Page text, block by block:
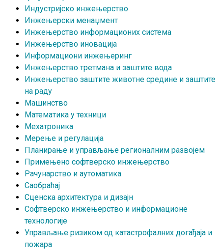
Индустријско инжењерство
Инжењерски менаџмент
Инжењерство информационих система
Инжењерство иновација
Информациони инжењеринг
Инжењерство третмана и заштите вода
Инжењерство заштите животне средине и заштите
на раду
Машинство
Математика у техници
Мехатроника
Мерење и регулација
Планирање и управљање регионалним развојем
Примењено софтверско инжењерство
Рачунарство и аутоматика
Саобраћај
Сценска архитектура и дизајн
Софтверско инжењерство и информационе
технологије
Управљање ризиком од катастрофалних догађаја и
пожара